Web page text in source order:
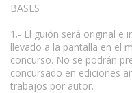
BASES
1.- El guión será original e
llevado a la pantalla en el
concurso. No se podrán
concursado en ediciones
trabajos por autor.